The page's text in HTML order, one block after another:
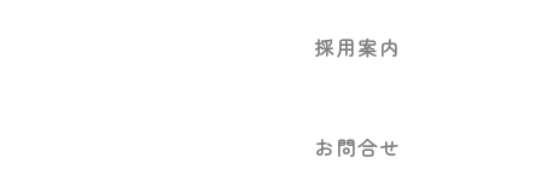
採用案内
お問合せ